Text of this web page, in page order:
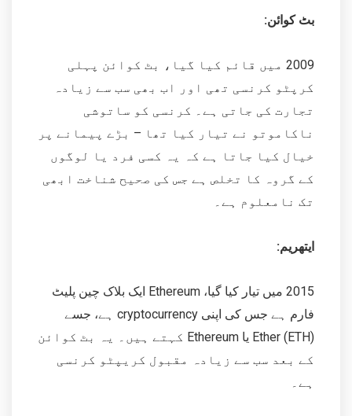
بٹ کوائن:
2009 میں قائم کیا گیا، بٹ کوائن پہلی
کرپٹو کرنسی تھی اور اب بھی سب سے زیادہ
تجارت کی جاتی ہے۔ کرنسی کو ساتوشی
ناکاموتو نے تیار کیا تھا – بڑے پیمانے پر
خیال کیا جاتا ہے کہ یہ کسی فرد یا لوگوں
کے گروہ کا تخلص ہے جس کی صحیح شناخت ابھی
تک نامعلوم ہے۔
ایتھریم:
2015 میں تیار کیا گیا، Ethereum ایک بلاک چین پلیٹ
فارم ہے جس کی اپنی cryptocurrency ہے، جسے
Ether (ETH) یا Ethereum کہتے ہیں۔ یہ بٹ کوائن
کے بعد سب سے زیادہ مقبول کریپٹو کرنسی
ہے۔